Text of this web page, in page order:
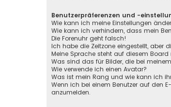
Benutzerpräferenzen und -
Wie kann ich meine Einstellungen
Wie kann ich verhindern, dass mein
Die Forenuhr geht falsch!
Ich habe die Zeitzone eingestellt, aber
Meine Sprache steht auf diesem
Was sind das für Bilder, die bei
Wie verwende ich einen Avatar?
Was ist mein Rang und wie kann ich
Wenn ich bei einem Benutzer auf den
anzumelden.